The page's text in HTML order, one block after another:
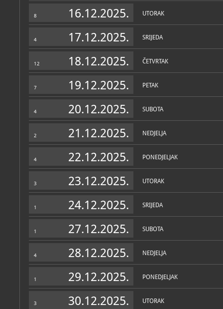
8 16.12.2025. UTORAK
4 17.12.2025. SRIJEDA
12 18.12.2025. ČETVRTAK
7 19.12.2025. PETAK
4 20.12.2025. SUBOTA
2 21.12.2025. NEDJELJA
4 22.12.2025. PONEDJELJAK
3 23.12.2025. UTORAK
1 24.12.2025. SRIJEDA
1 27.12.2025. SUBOTA
4 28.12.2025. NEDJELJA
1 29.12.2025. PONEDJELJAK
3 30.12.2025. UTORAK